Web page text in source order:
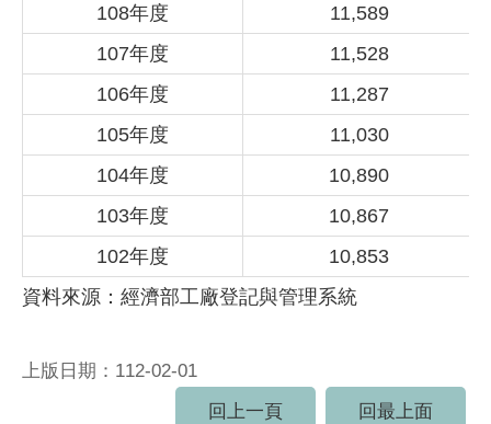
108年度
11,589
107年度
11,528
106年度
11,287
105年度
11,030
104年度
10,890
103年度
10,867
102年度
10,853
資料來源：經濟部工廠登記與管理系統
上版日期：112-02-01
回上一頁
回最上面